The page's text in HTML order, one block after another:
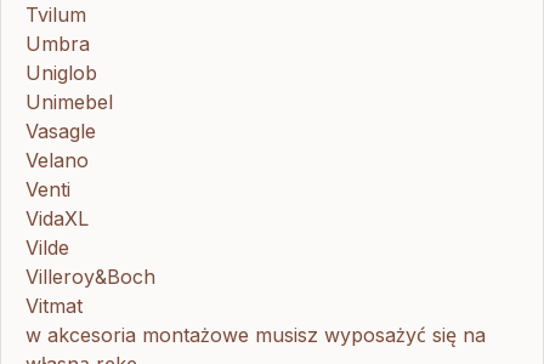
Tvilum
Umbra
Uniglob
Unimebel
Vasagle
Velano
Venti
VidaXL
Vilde
Villeroy&Boch
Vitmat
w akcesoria montażowe musisz wyposażyć się na